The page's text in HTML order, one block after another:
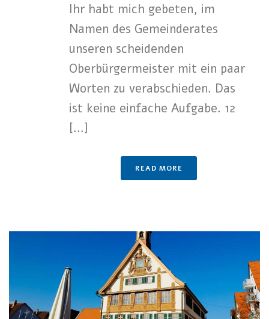
Ihr habt mich gebeten, im
Namen des Gemeinderates
unseren scheidenden
Oberbürgermeister mit ein paar
Worten zu verabschieden. Das
ist keine einfache Aufgabe. 12
[...]
READ MORE